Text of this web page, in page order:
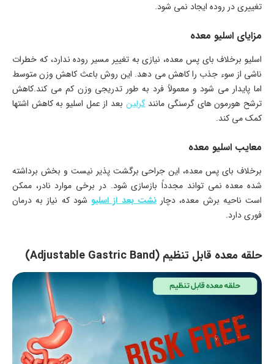
تغییری در روده ایجاد نمی شود.
مزایای اسلیو معده
اسلیو برخلاف بای پس معده، نیازی به تغییر مسیر روده ندارد، که خطرات
ناشی از سوء جذب را کاهش می دهد. این روش باعث کاهش وزن متوسط
اما پایدار می شود و معمولاً فرد به طور تدریجی وزن کم می کند.کاهش
ترشح هورمون های گرسنگی مانندگرلین بعد از عمل اسلیو به کاهش اشتها
کمک می کند.
معایب اسلیو معده
برخلاف بای پس معده، این جراحی برگشت پذیر نیست و بخش برداشته
شده معده نمی تواند مجدداً بازسازی شود. در برخی موارد نادر، ممکن
است ناحیه برش معده، دچارنشت بعد از اسلیوشود که نیاز به درمان
فوری دارد.
حلقه معده قابل تنظیم (Adjustable Gastric Band)